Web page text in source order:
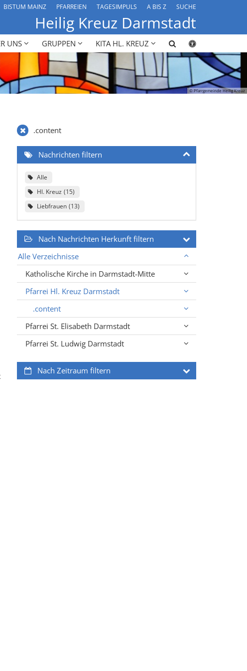
BISTUM MAINZ PFARREIEN TAGESIMPULS A BIS Z SUCHE
Heilig Kreuz Darmstadt
UNS GRUPPEN KITA HL. KREUZ
© Pfarrgemeinde Heilig Kreuz
.content
Nachrichten filtern
Alle
Hl. Kreuz 15
Liebfrauen 13
Nach Nachrichten Herkunft filtern
Alle Verzeichnisse
Katholische Kirche in Darmstadt-Mitte
Pfarrei Hl. Kreuz Darmstadt
.content
Pfarrei St. Elisabeth Darmstadt
Pfarrei St. Ludwig Darmstadt
Nach Zeitraum filtern